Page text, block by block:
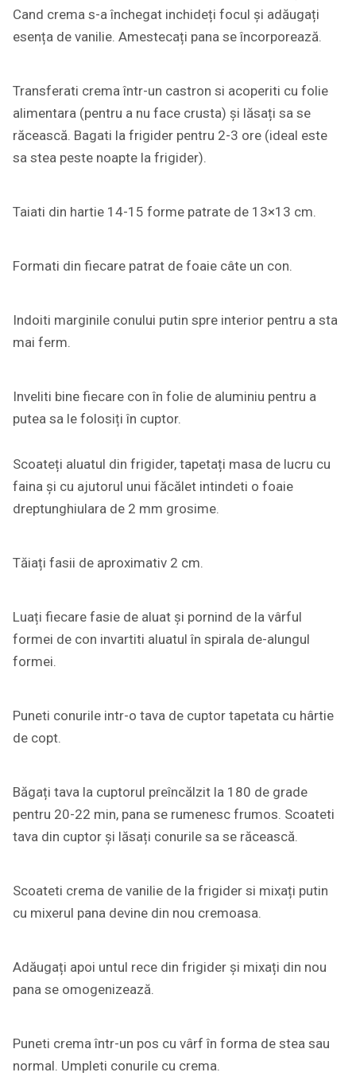
Cand crema s-a închegat inchideți focul și adăugați
esența de vanilie. Amestecați pana se încorporează.
Transferati crema într-un castron si acoperiti cu folie
alimentara (pentru a nu face crusta) și lăsați sa se
răcească. Bagati la frigider pentru 2-3 ore (ideal este
sa stea peste noapte la frigider).
Taiati din hartie 14-15 forme patrate de 13×13 cm.
Formati din fiecare patrat de foaie câte un con.
Indoiti marginile conului putin spre interior pentru a sta
mai ferm.
Inveliti bine fiecare con în folie de aluminiu pentru a
putea sa le folosiți în cuptor.
Scoateți aluatul din frigider, tapetați masa de lucru cu
faina și cu ajutorul unui făcălet intindeti o foaie
dreptunghiulara de 2 mm grosime.
Tăiați fasii de aproximativ 2 cm.
Luați fiecare fasie de aluat și pornind de la vârful
formei de con invartiti aluatul în spirala de-alungul
formei.
Puneti conurile intr-o tava de cuptor tapetata cu hârtie
de copt.
Băgați tava la cuptorul preîncălzit la 180 de grade
pentru 20-22 min, pana se rumenesc frumos. Scoateti
tava din cuptor și lăsați conurile sa se răcească.
Scoateti crema de vanilie de la frigider si mixați putin
cu mixerul pana devine din nou cremoasa.
Adăugați apoi untul rece din frigider și mixați din nou
pana se omogenizează.
Puneti crema într-un pos cu vârf în forma de stea sau
normal. Umpleti conurile cu crema.